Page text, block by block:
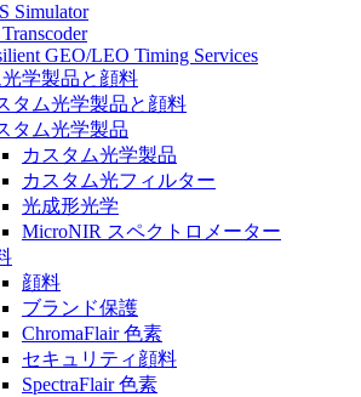
Simulator
GEO/LEO Timing Services
学製品と顔料
タム光学製品と顔料
タム光学製品
カスタム光学製品
カスタム光フィルター
光成形光学
MicroNIR スペクトロメーター
顔料
ブランド保護
ChromaFlair 色素
セキュリティ顔料
SpectraFlair 色素